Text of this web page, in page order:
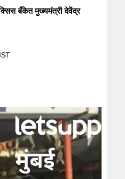
बँकेत मुख्यमंत्री देवेंद्र